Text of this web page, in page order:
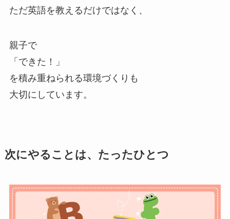
ただ英語を教えるだけではなく、
親子で
「できた！」
を積み重ねられる環境づくりも
大切にしています。
次にやることは、たったひとつ